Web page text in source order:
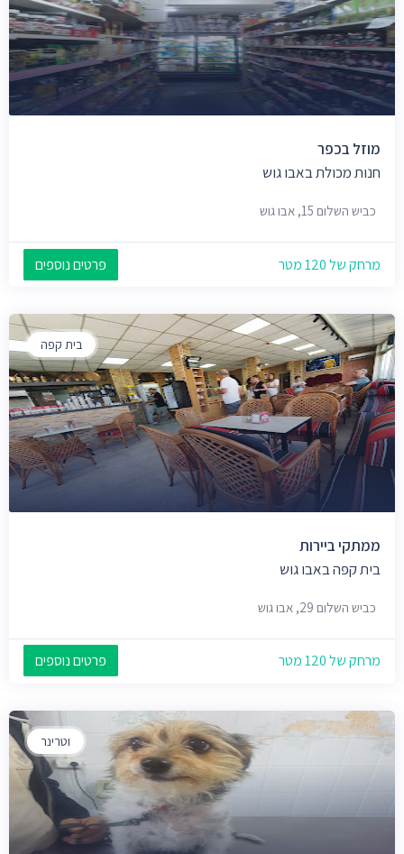
מוזל בכפר
חנות מכולת באבו גוש
כביש השלום 15, אבו גוש
מרחק של 120 מטר פרטים נוספים
בית קפה
ממתקי ביירות
בית קפה באבו גוש
כביש השלום 29, אבו גוש
מרחק של 120 מטר פרטים נוספים
וטרינר